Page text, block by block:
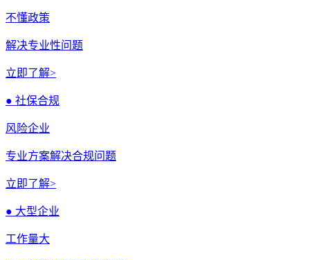
不懂政策
解决专业性问题
立即了解>
● 社保合规
风险企业
专业方案解决合规问题
立即了解>
● 大型企业
工作量大